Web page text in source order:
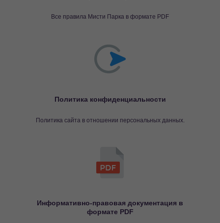
Все правила Мисти Парка в формате PDF
Политика конфиденциальности
Политика сайта в отношении персональных данных.
Информативно-правовая документация в
формате PDF